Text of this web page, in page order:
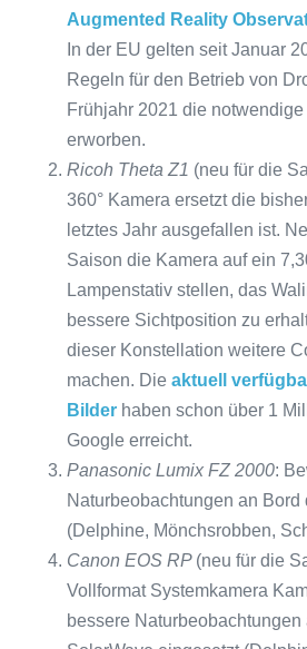
Augmented Reality
In der EU gelten seit Januar
Regeln für den Betrieb von
Frühjahr 2021 die notwendige
erworben.
Ricoh Theta Z1 (neu für die
360° Kamera ersetzt die
letztes Jahr ausgefallen ist.
Saison die Kamera auf ein
Lampenstativ stellen, das
bessere Sichtposition zu
dieser Konstellation weitere
machen. Die aktuell
Bilder haben schon über 1
Google erreicht.
Panasonic Lumix FZ 2000:
Naturbeobachtungen an Bord
(Delphine, Mönchsrobben,
Canon EOS RP (neu für die
Vollformat Systemkamera
bessere Naturbeobachtungen